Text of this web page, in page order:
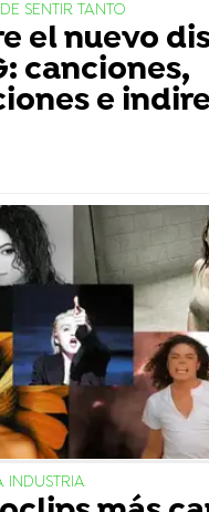
SENTIR TANTO
el nuevo
canciones,
e
INDUSTRIA